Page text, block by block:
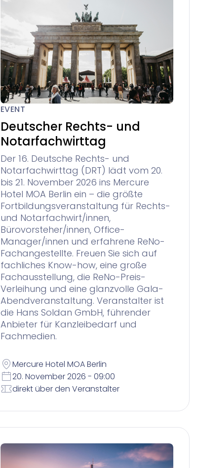
EVENT
Deutscher Rechts- und
Notarfachwirttag
Der 16. Deutsche Rechts- und
Notarfachwirttag (DRT) lädt vom 20.
bis 21. November 2026 ins Mercure
Hotel MOA Berlin ein – die größte
Fortbildungsveranstaltung für Rechts-
und Notarfachwirt/innen,
Bürovorsteher/innen, Office-
Manager/innen und erfahrene ReNo-
Fachangestellte. Freuen Sie sich auf
fachliches Know-how, eine große
Fachausstellung, die ReNo-Preis-
Verleihung und eine glanzvolle Gala-
Abendveranstaltung. Veranstalter ist
die Hans Soldan GmbH, führender
Anbieter für Kanzleibedarf und
Fachmedien.
Mercure Hotel MOA Berlin
20. November 2026 - 09:00
direkt über den Veranstalter